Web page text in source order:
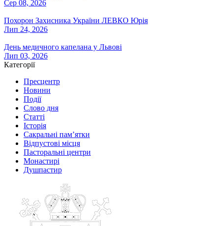
Сер 08, 2026
Похорон Захисника України ЛЕВКО Юрія
Лип 24, 2026
День медичного капелана у Львові
Лип 03, 2026
Категорії
Пресцентр
Новини
Події
Слово дня
Статті
Історія
Сакральні пам’ятки
Відпустові місця
Пасторальні центри
Монастирі
Душпастир